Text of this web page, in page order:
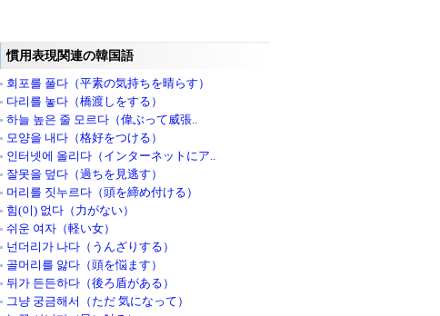
慣用表現関連の韓国語
회포를 풀다（平素の気持ちを晴らす）
다리를 놓다（橋渡しをする）
하늘 높은 줄 모르다（偉ぶって威張..
모양을 내다（格好をつける）
인터넷에 올리다（インターネットにア..
잘못을 덮다（過ちを見逃す）
머리를 짓누르다（頭を締め付ける）
힘(이) 없다（力がない）
쉬운 여자（軽い女）
넌더리가 나다（うんざりする）
골머리를 앓다（頭を悩ます）
뒤가 든든하다（後ろ盾がある）
그냥 궁금해서（ただ 気になって）